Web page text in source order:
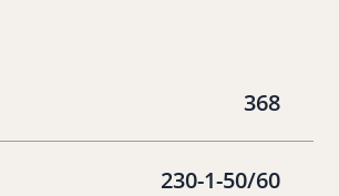
368
230-1-50/60